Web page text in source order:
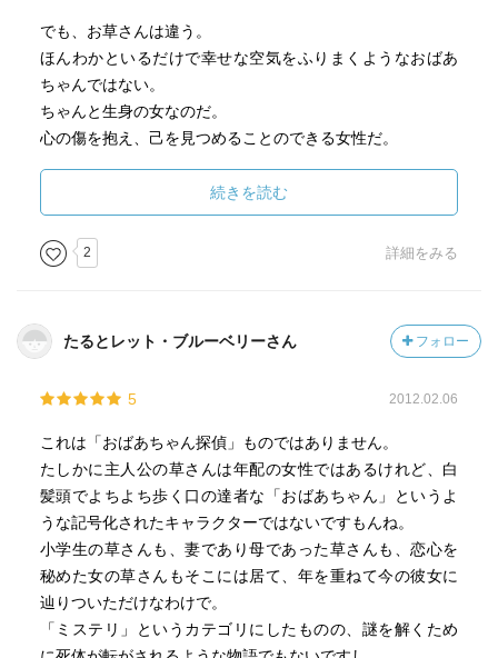
でも、お草さんは違う。
ほんわかといるだけで幸せな空気をふりまくようなおばあ
ちゃんではない。
ちゃんと生身の女なのだ。
心の傷を抱え、己を見つめることのできる女性だ。
作者さんは、ミステリーの方のようだけれど、
ミステリーにしなくても、良いんじゃないのかな～
話の展開、謎解きに無理がある気がする。
あっと驚く展開はお見事なのだけれど……
立てにしないで描いた方が、もっとしっとりとした情緒の
ある物語になるのではないかしら???
続きを読む
2 詳細をみる
たるとレット・ブルーベリーさん フォロー
5 2012.02.06
これは「おばあちゃん探偵」ものではありません。
たしかに主人公の草さんは年配の女性ではあるけれど、白
髪頭でよちよち歩く口の達者な「おばあちゃん」というよ
うな記号化されたキャラクターではないですもんね。
小学生の草さんも、妻であり母であった草さんも、恋心を
秘めた女の草さんもそこには居て、年を重ねて今の彼女に
辿りついただけなわけで。
「ミステリ」というカテゴリにしたものの、謎を解くため